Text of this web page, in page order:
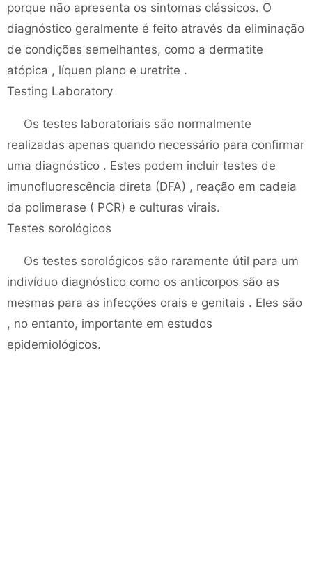
porque não apresenta os sintomas clássicos. O
diagnóstico geralmente é feito através da eliminação
de condições semelhantes, como a dermatite
atópica , líquen plano e uretrite .
Testing Laboratory
Os testes laboratoriais são normalmente
realizadas apenas quando necessário para confirmar
uma diagnóstico . Estes podem incluir testes de
imunofluorescência direta (DFA) , reação em cadeia
da polimerase ( PCR) e culturas virais.
Testes sorológicos
Os testes sorológicos são raramente útil para um
indivíduo diagnóstico como os anticorpos são as
mesmas para as infecções orais e genitais . Eles são
, no entanto, importante em estudos
epidemiológicos.